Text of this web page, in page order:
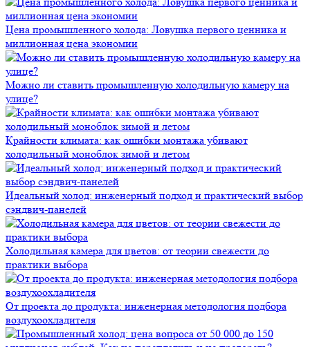
Цена промышленного холода: Ловушка первого ценника и
миллионная цена экономии
Можно ли ставить промышленную холодильную камеру на
улице?
Крайности климата: как ошибки монтажа убивают
холодильный моноблок зимой и летом
Идеальный холод: инженерный подход и практический выбор
сэндвич-панелей
Холодильная камера для цветов: от теории свежести до
практики выбора
От проекта до продукта: инженерная методология подбора
воздухоохладителя